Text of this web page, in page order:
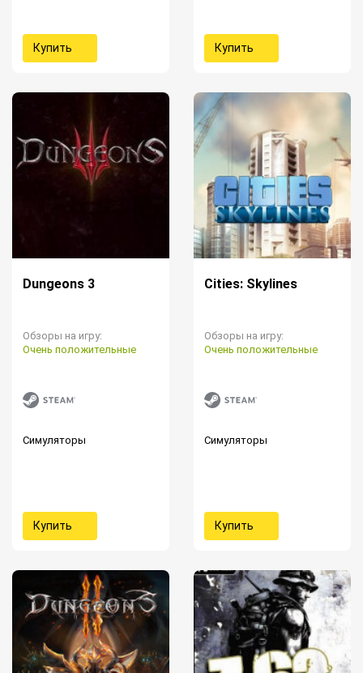
Купить Купить
Dungeons 3
Обзоры на игру:
Очень положительные
Симуляторы
Купить
Cities: Skylines
Обзоры на игру:
Очень положительные
Симуляторы
Купить